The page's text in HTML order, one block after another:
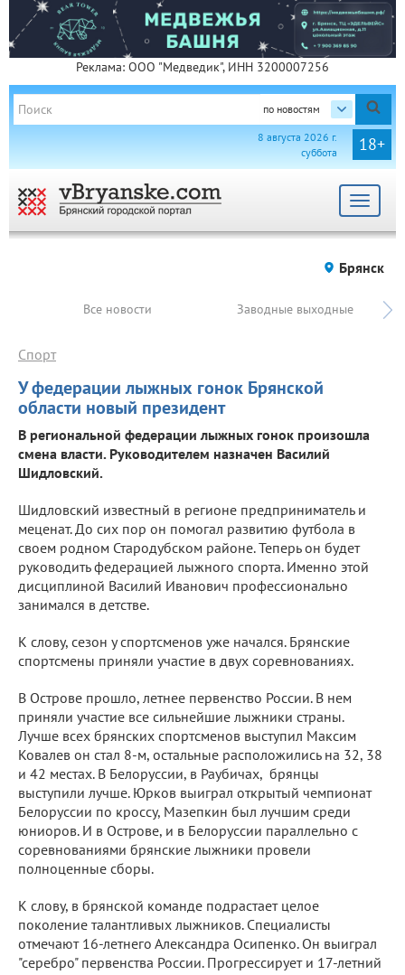
Реклама: ООО "Медведик", ИНН 3200007256
по новостям
18+
8 августа 2026 г.
суббота
Toggle
Брянск
Все новости Заводные выходные
У федерации лыжных гонок Брянской
области новый президент
Спорт
В региональной федерации лыжных гонок произошла
смена власти. Руководителем назначен Василий
Шидловский.
Шидловский известный в регионе предприниматель и
меценат. До сих пор он помогал развитию футбола в
своем родном Стародубском районе. Теперь он будет
руководить федерацией лыжного спорта. Именно этой
дисциплиной Василий Иванович профессионально
занимался в детстве.
К слову, сезон у спортсменов уже начался. Брянские
спортсмены приняли участие в двух соревнованиях.
В Острове прошло, летнее первенство России. В нем
приняли участие все сильнейшие лыжники страны.
Лучше всех брянских спортсменов выступил Максим
Ковалев он стал 8-м, остальные расположились на 32, 38
и 42 местах. В Белоруссии, в Раубичах, брянцы
выступили лучше. Юрков выиграл открытый чемпионат
Белоруссии по кроссу, Мазепкин был лучшим среди
юниоров. И в Острове, и в Белоруссии параллельно с
соревнованиями брянские лыжники провели
полноценные сборы.
К слову, в брянской команде подрастает целое
поколение талантливых лыжников. Специалисты
отмечают 16-летнего Александра Осипенко. Он выиграл
"серебро" первенства России. Прогрессирует и 17-летний